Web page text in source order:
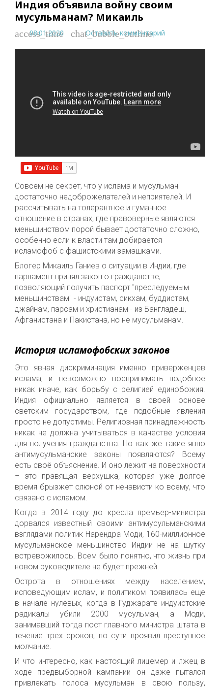
Индия объявила войну своим
мусульманам? Микаиль
access_time
08.01.2020 chat_bubble_outline
Оставить комментарий
Совсем не секрет, что у ислама и мусульман
достаточно недоброжелателей и неприятелей. И
рассчитывать на толерантное и гуманное
отношение в странах, где правоверные являются
меньшинством порой бывает достаточно сложно,
особенно если к власти там добирается
исламофоб с фашистскими замашками.
Блогер Микаиль Ганиев о ситуации в Индии, где
парламент принял закон о гражданстве,
позволяющий получить паспорт "преследуемым
меньшинствам" - индуистам, сикхам, буддистам,
джайнам, парсам и христианам - из Бангладеш,
Афганистана и Пакистана, но не мусульманам.
История исламофобских законов
Это явная дискриминация именно приверженцев
ислама, и невозможно воспринимать подобное
никак иначе, как борьбу с религией единобожия.
Индия официально является в своей основе
светским государством, где подобные явления
просто не допустимы. Религиозная принадлежность
никак не должна учитываться в качестве условия
для получения гражданства. Но как же такие явно
антимусульманские законы появляются? Всему
есть своё объяснение. И оно лежит на поверхности
– это правящая верхушка, которая уже долгое
время брызжет слюной от ненависти ко всему, что
связано с исламом.
Когда в 2014 году до кресла премьер-министра
дорвался известный своими антимусульманскими
взглядами политик Нарендра Моди, 160-миллионное
мусульманское меньшинство Индии не на шутку
встревожилось. Всем было понятно, что жизнь при
новом руководителе не будет прежней.
Острота в отношениях между населением,
исповедующим ислам, и политиком появилась еще
в начале нулевых, когда в Гуджарате индуистские
радикалы убили 2000 мусульман, а Моди,
занимавший тогда пост главного министра штата в
течение трех сроков, по сути проявил преступное
молчание.
И что интересно, как настоящий лицемер и лжец в
ходе предвыборной кампании он даже пытался
привлекать голоса мусульман в свою пользу,